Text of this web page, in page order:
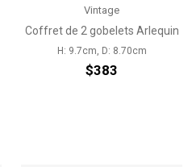
Vintage
Coffret de 2 gobelets Arlequin
H: 9.7cm, D: 8.70cm
$383